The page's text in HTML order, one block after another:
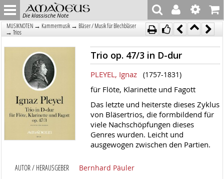
Die klassische Note
MUSIKNOTEN → Kammermusik → Bläser / Musik für Blechbläser
→ Trios
Trio op. 47/3 in D-dur
PLEYEL, Ignaz (1757-1831)
für Flöte, Klarinette und Fagott
Das letzte und heiterste dieses Zyklus
von Bläsertrios, die formbildend für
viele Nachschöpfungen dieses
Genres wurden. Leicht und
ausgewogen zwischen den Partien.
AUTOR / HERAUSGEBER
Bernhard Päuler